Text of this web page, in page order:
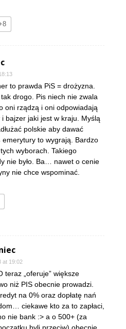
to prawda PiS = drożyzna.
tak drogo. Pis niech nie zwala
oni rządzą i oni odpowiadają
bajzer jaki jest w kraju. Myślą
polskie aby dawać
emerytury to wygrają. Bardzo
wyborach. Takiego
nie było. Ba… nawet o cenie
nie chce wspominać.
at 19:02
teraz „oferuje” większe
niż PIS obecnie prowadzi.
na 0% oraz dopłatę nań
ciekawe kto za to zapłaci,
nie bank :> a o 500+ (za